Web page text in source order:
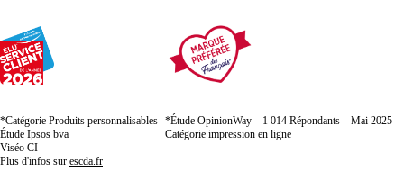
*Catégorie Produits personnalisables
Étude Ipsos bva
Viséo CI
Plus d'infos sur escda.fr
*Étude OpinionWay – 1 014 Répondants – Mai 2025 –
Catégorie impression en ligne